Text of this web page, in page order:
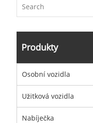
Produkty
Osobní vozidla
Užitková vozidla
Nabíječka